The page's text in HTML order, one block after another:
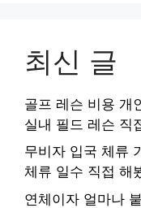
최신 글
골프 레슨 비용 개
실내 필드 레슨 직
무비자 입국 체류
체류 일수 직접 해
연체이자 얼마나